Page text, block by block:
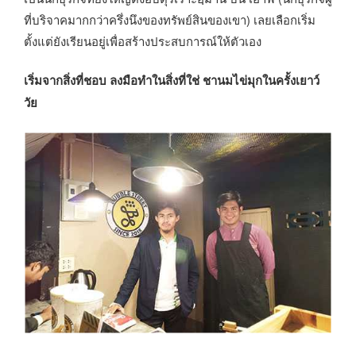
ที่บริจาคมากกว่าครึ่งนึงของทรัพย์สินของเขา) เลยเลือกเริ่ม
ตั้งแต่ยังเรียนอยู่เพื่อสร้างประสบการณ์ให้ตัวเอง
เริ่มจากสิ่งที่ชอบ ลงมือทำในสิ่งที่ใช่ ชานมไข่มุกในครั้งเยาว์
วัย